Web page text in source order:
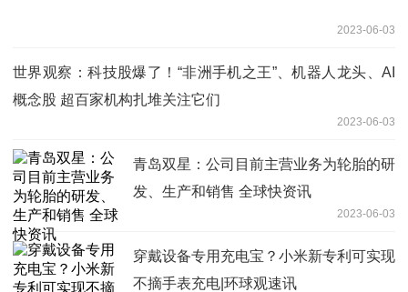
2023-06-03
世界观察：科技股爆了！“非洲手机之王”、机器人龙头、AI
概念股 超百家机构扎堆关注它们
2023-06-03
青岛双星：公司目前主营业务为轮胎的研
发、生产和销售 全球快资讯
2023-06-03
穿戴设备专用充电宝？小米新专利可实现
不摘手表充电|环球观速讯